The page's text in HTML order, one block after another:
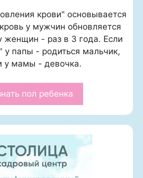
крови" основывается
у мужчин обновляется
женщин - раз в 3 года. Если
у папы - родиться мальчик,
у мамы - девочка.
пол ребенка